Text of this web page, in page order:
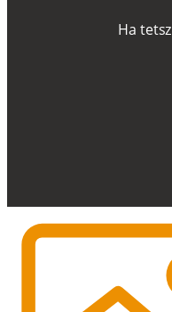
Ha tetsz